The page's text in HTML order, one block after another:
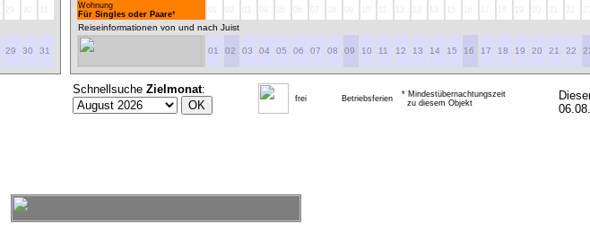
29 30 31
Wohnung
Für Singles oder Paare*
Reiseinformationen von und nach Juist
01 02 03 04 05 06 07 08 09 10 11 12 13 14 15 16 17 18 19 20 21 22
Schnellsuche Zielmonat:
frei Betriebsferien
* Mindestübernachtungszeit
zu diesem Objekt